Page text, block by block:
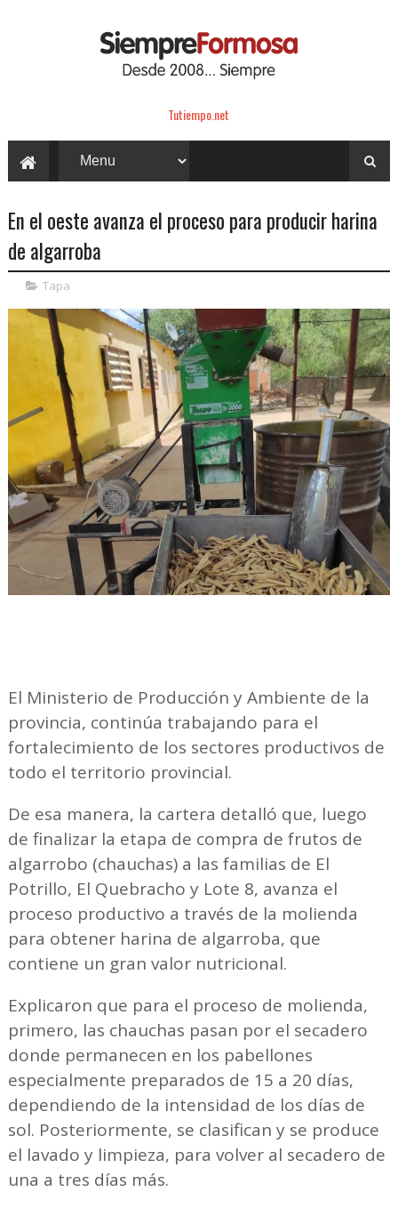
Tutiempo.net
En el oeste avanza el proceso para producir harina
de algarroba
Tapa
El Ministerio de Producción y Ambiente de la
provincia, continúa trabajando para el
fortalecimiento de los sectores productivos de
todo el territorio provincial.
De esa manera, la cartera detalló que, luego
de finalizar la etapa de compra de frutos de
algarrobo (chauchas) a las familias de El
Potrillo, El Quebracho y Lote 8, avanza el
proceso productivo a través de la molienda
para obtener harina de algarroba, que
contiene un gran valor nutricional.
Explicaron que para el proceso de molienda,
primero, las chauchas pasan por el secadero
donde permanecen en los pabellones
especialmente preparados de 15 a 20 días,
dependiendo de la intensidad de los días de
sol. Posteriormente, se clasifican y se produce
el lavado y limpieza, para volver al secadero de
una a tres días más.